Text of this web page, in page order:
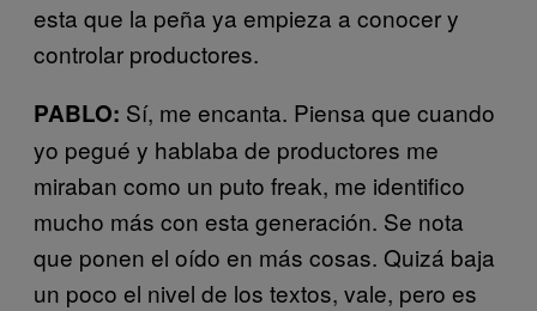
esta que la peña ya empieza a conocer y
controlar productores.
PABLO: Sí, me encanta. Piensa que cuando
yo pegué y hablaba de productores me
miraban como un puto freak, me identifico
mucho más con esta generación. Se nota
que ponen el oído en más cosas. Quizá baja
un poco el nivel de los textos, vale, pero es